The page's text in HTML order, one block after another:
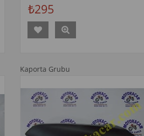
₺295
Kaporta Grubu